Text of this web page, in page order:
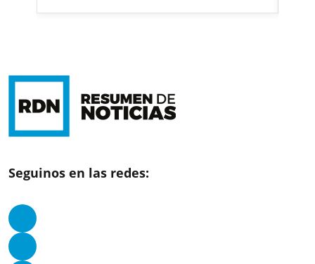
Seguinos en las redes: